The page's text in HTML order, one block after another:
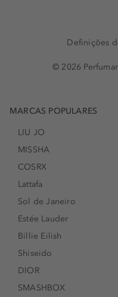
Definições
© 2026
MARCAS POPULARES
LIU JO
MISSHA
COSRX
Lattafa
Sol de Janeiro
Estée Lauder
Billie Eilish
Shiseido
DIOR
SMASHBOX